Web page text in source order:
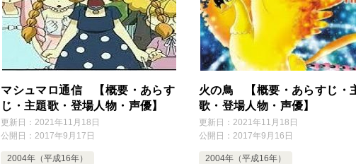
マシュマロ通信 【概要・あらす
じ・主題歌・登場人物・声優】
更新日： 2021年11月18日
公開日： 2017年9月17日
2004年（平成16年）
火の鳥 【概要・あらすじ・
歌・登場人物・声優】
更新日： 2021年11月18日
公開日： 2017年9月16日
2004年（平成16年）